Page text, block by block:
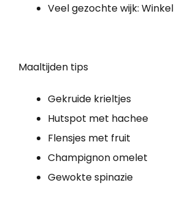
Veel gezochte wijk: Winkel
Maaltijden tips
Gekruide krieltjes
Hutspot met hachee
Flensjes met fruit
Champignon omelet
Gewokte spinazie